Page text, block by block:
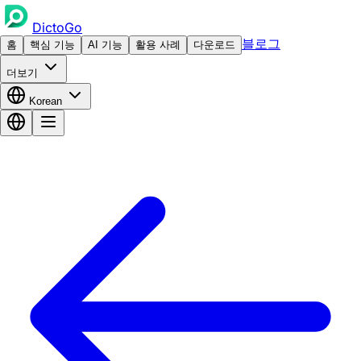
DictoGo
홈 핵심 기능 AI 기능 활용 사례 다운로드 블로그
더보기
Korean